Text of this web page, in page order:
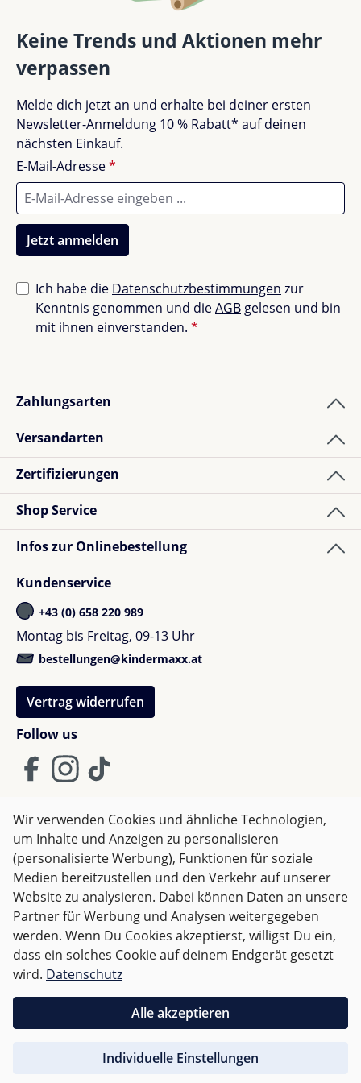
Keine Bewertungen gefunden. Teile deine
Erfahrungen mit anderen.
Keine Trends und Aktionen mehr
verpassen
Melde dich jetzt an und erhalte bei deiner ersten
Newsletter-Anmeldung 10 % Rabatt* auf deinen
nächsten Einkauf.
E-Mail-Adresse*
Jetzt anmelden
Ich habe die Datenschutzbestimmungen zur
Kenntnis genommen und dieAGB gelesen und bin
mit ihnen einverstanden. *
Zahlungsarten
Versandarten
Zertifizierungen
Follow us
Shop Service
Infos zur Onlinebestellung
Kundenservice
+43 (0) 658 220 989
Montag bis Freitag, 09-13 Uhr
bestellungen@kindermaxx.at
Vertrag widerrufen
AGB Impressum
Datenschutz
Widerrufsrecht
Alle Preise inkl. gesetzl. Mehrwertsteuer zzgl.Versandkosten
und ggf. Nachnahmegebühren, wenn nicht anders
angegeben.
Für Österreich sind Bestellungen ab 50,- EUR
versandkostenfrei.
Für andere Länder wird nachGewicht abgerechnet
Wir verwenden Cookies und ähnliche Technologien,
um Inhalte und Anzeigen zu personalisieren
(personalisierte Werbung), Funktionen für soziale
Medien bereitzustellen und den Verkehr auf unserer
Website zu analysieren. Dabei können Daten an unsere
Partner für Werbung und Analysen weitergegeben
werden. Wenn Du Cookies akzeptierst, willigst Du ein,
dass ein solches Cookie auf deinem Endgerät gesetzt
wird. Datenschutz
Individuelle Einstellungen
Alle akzeptieren